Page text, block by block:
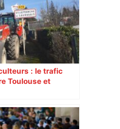
: le trafic
Toulouse et